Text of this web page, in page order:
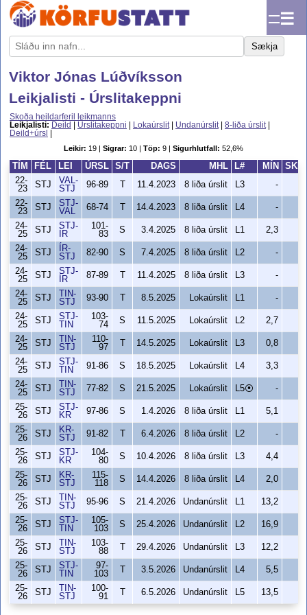
☰
Sækja
Viktor Jónas Lúðvíksson
Leikjalisti - Úrslitakeppni
Skoða heildarferil leikmanns
Leikjalisti: Deild Úrslitakeppni Lokaúrslit| Undanúrslit| 8-liða úrslit|
Deild+úrsl
Leikir: 19 | Sigrar: 10 | Töp: 9 | Sigurhlutfall: 52,6%
TÍM FÉL LEI ÚRSL S/T DAGS MHL L# MÍN
SKH
22-
23
STJ
VAL-
STJ
96-89 11.4.2023 8 liða úrslit L3 -
22-
23
STJ
STJ-
VAL
68-74 14.4.2023 8 liða úrslit L4 -
24-
25
STJ
STJ-
ÍR
101-
83
S 3.4.2025 8 liða úrslit L1 2,3
24-
25
STJ
ÍR-
STJ
82-90 S 7.4.2025 8 liða úrslit L2 -
24-
25
STJ
STJ-
ÍR
87-89 11.4.2025 8 liða úrslit L3 -
24-
25
STJ
TIN-
STJ
93-90 8.5.2025 Lokaúrslit L1 -
24-
25
STJ
STJ-
TIN
103-
74
S 11.5.2025 Lokaúrslit L2 2,7
24-
25
STJ
TIN-
STJ
110-
97
14.5.2025 Lokaúrslit L3 0,8
24-
25
STJ
STJ-
TIN
91-86 S 18.5.2025 Lokaúrslit L4 3,3
24-
25
STJ
TIN-
STJ
77-82 S 21.5.2025 Lokaúrslit L5⦿ -
25-
26
STJ
STJ-
KR
97-86 S 1.4.2026 8 liða úrslit L1 5,1
25-
26
STJ
KR-
STJ
91-82 6.4.2026 8 liða úrslit L2 -
25-
26
STJ
STJ-
KR
104-
80
S 10.4.2026 8 liða úrslit L3 4,4
25-
26
STJ
KR-
STJ
115-
118
S 14.4.2026 8 liða úrslit L4 2,0
25-
26
STJ
TIN-
STJ
95-96 S 21.4.2026 Undanúrslit L1 13,2
25-
26
STJ
STJ-
TIN
105-
103
S 25.4.2026 Undanúrslit L2 16,9
25-
26
STJ
TIN-
STJ
103-
88
29.4.2026 Undanúrslit L3 12,2
25-
26
STJ
STJ-
TIN
97-
103
3.5.2026 Undanúrslit L4 5,5
25-
26
STJ
TIN-
STJ
100-
91
6.5.2026 Undanúrslit L5 13,5